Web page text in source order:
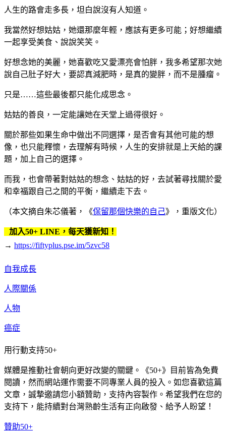
人生的路會走多長，坦白說沒有人知道。
我當然好想姑姑，她還那麼年輕，應該有更多可能；好想繼續
一起享受美食、說說笑笑。
好想念她的美麗，她喜歡吃又愛漂亮會怕胖，我多希望那次她
說自己肚子好大，要認真減肥時，是真的變胖，而不是腫瘤。
只是……這些最後都只能化成思念。
姑姑的善良，一定能讓她在天堂上過得很好。
關於那些如果生命中做出不同選擇，是否會有其他可能的想
像，也只能釋懷，去理解有時候，人生的安排就是上天給的課
題，加上自己的選擇。
而我，也會帶著對姑姑的想念、姑姑的好，去試著尋找關於愛
和幸福跟自己之間的平衡，繼續走下去。
（本文摘自朱芯儀著，《保留那個快樂的自己》，重版文化）
加入50+ LINE，每天獲新知！
→ https://fiftyplus.pse.im/5zvc58
自我成長
人際關係
人物
癌症
用行動支持50+
媒體是推動社會朝向更好改變的關鍵。《50+》目前皆為免費
閱讀，然而網站運作需要不同專業人員的投入。如您喜歡這篇
文章，誠摯邀請您小額贊助，支持內容製作。希望我們在您的
支持下，能持續對台灣熟齡生活有正向啟發、給予人盼望！
贊助50+